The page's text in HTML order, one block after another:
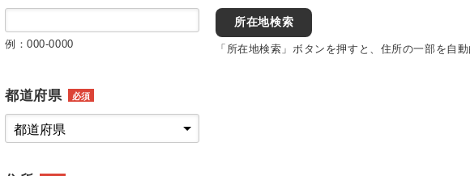
例：000-0000
所在地検索
「所在地検索」ボタンを押すと、住所の一部を自動
都道府県 必須